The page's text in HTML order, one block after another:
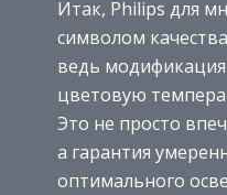
Итак, Philips для
символом
ведь модификация
цветовую
Это не просто
а гарантия
оптимального